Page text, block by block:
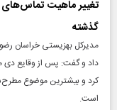
گذشته
کرد و بیشترین موضوع
است.